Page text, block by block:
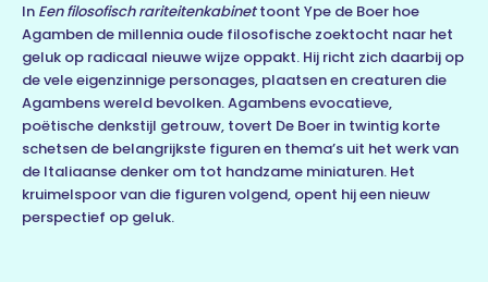
In Een filosofisch rariteitenkabinettoont Ype de Boer hoe
Agamben de millennia oude filosofische zoektocht naar het
geluk op radicaal nieuwe wijze oppakt. Hij richt zich daarbij op
de vele eigenzinnige personages, plaatsen en creaturen die
Agambens wereld bevolken. Agambens evocatieve,
poëtische denkstijl getrouw, tovert De Boer in twintig korte
schetsen de belangrijkste figuren en thema’s uit het werk van
de Italiaanse denker om tot handzame miniaturen. Het
kruimelspoor van die figuren volgend, opent hij een nieuw
perspectief op geluk.